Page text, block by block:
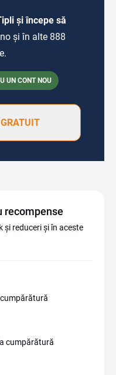
și începe să
și în alte 888
UN CONT NOU
recompense
reduceri și în aceste
cumpărătură